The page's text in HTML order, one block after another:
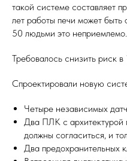
такой системе составляет
лет работы печи может
50 людьми это неприемлемо.
Требовалось снизить риск
Спроектировали новую
Четыре независимых
Два ПЛК с архитектурой
должны согласиться, и
Два предохранительных